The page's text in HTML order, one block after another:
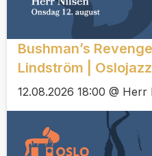
Bushman’s
Lindström |
12.08.2026 18:00 @ Herr